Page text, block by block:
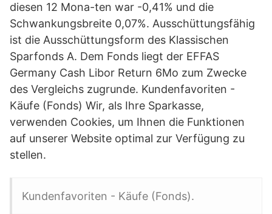
diesen 12 Mona-ten war -0,41% und die
Schwankungsbreite 0,07%. Ausschüttungsfähig
ist die Ausschüttungsform des Klassischen
Sparfonds A. Dem Fonds liegt der EFFAS
Germany Cash Libor Return 6Mo zum Zwecke
des Vergleichs zugrunde. Kundenfavoriten -
Käufe (Fonds) Wir, als Ihre Sparkasse,
verwenden Cookies, um Ihnen die Funktionen
auf unserer Website optimal zur Verfügung zu
stellen.
Kundenfavoriten - Käufe (Fonds).